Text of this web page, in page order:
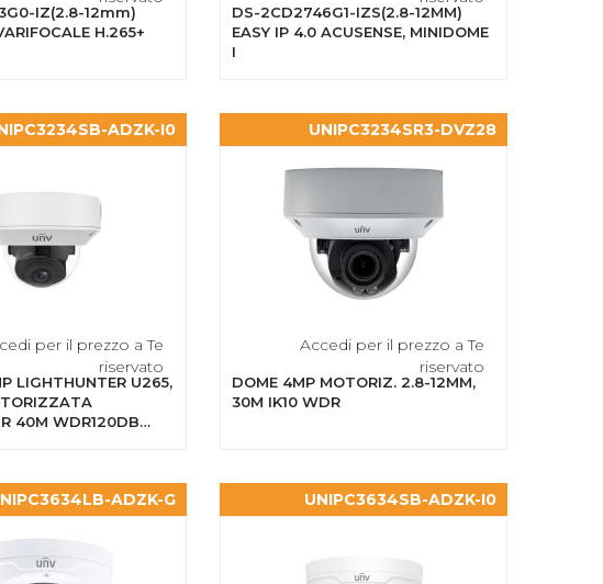
IZ(2.8-12mm)
H.265+
DS-2CD2746G1-IZS(2.8-12MM)
EASY IP 4.0 ACUSENSE, MINIDOME
I
ADZK-I0
per il prezzo a Te
riservato
LIGHTHUNTER U265,
40M WDR120DB
UNIPC3234SR3-DVZ28
Accedi per il prezzo a Te
riservato
DOME 4MP MOTORIZ. 2.8-12MM,
30M IK10 WDR
ADZK-G UNIPC3634SB-ADZK-I0